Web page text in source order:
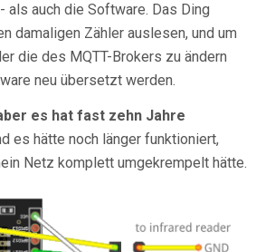
als auch die Software. Das Ding
damaligen Zähler auslesen, und um
die des MQTT-Brokers zu ändern
neu übersetzt werden.
es hat fast zehn Jahre
es hätte noch länger funktioniert,
Netz komplett umgekrempelt hätte.